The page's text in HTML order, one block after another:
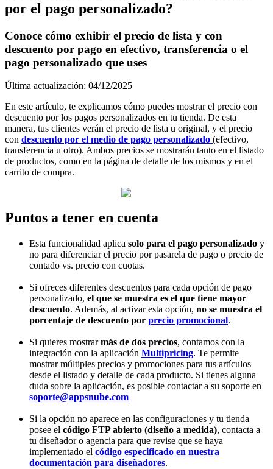
por el pago personalizado?
Conoce cómo exhibir el precio de lista y con
descuento por pago en efectivo, transferencia o el
pago personalizado que uses
Última actualización: 04/12/2025
En este artículo, te explicamos cómo puedes mostrar el precio con
descuento por los pagos personalizados en tu tienda. De esta
manera, tus clientes verán el precio de lista u original, y el precio
con descuento por el medio de pago personalizado (efectivo,
transferencia u otro). Ambos precios se mostrarán tanto en el listado
de productos, como en la página de detalle de los mismos y en el
carrito de compra.
Puntos a tener en cuenta
Esta funcionalidad aplica solo para el pago personalizado y
no para diferenciar el precio por pasarela de pago o precio de
contado vs. precio con cuotas.
Si ofreces diferentes descuentos para cada opción de pago
personalizado, el que se muestra es el que tiene mayor
descuento. Además, al activar esta opción, no se muestra el
porcentaje de descuento por precio promocional.
Si quieres mostrarmás de dos precios, contamos con la
integración con la aplicación Multipricing. Te permite
mostrar múltiples precios y promociones para tus artículos
desde el listado y detalle de cada producto. Si tienes alguna
duda sobre la aplicación, es posible contactar a su soporte en
soporte@appsnube.com
Si la opción no aparece en las configuraciones y tu tienda
posee el código FTP abierto (diseño a medida), contacta a
tu diseñador o agencia para que revise que se haya
implementado el código especificado en nuestra
documentación para diseñadores.